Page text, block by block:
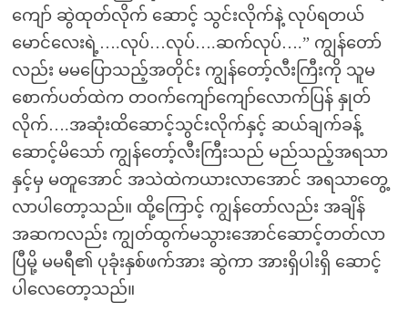
ကျော် ဆွဲထုတ်လိုက် ဆောင့် သွင်းလိုက်နဲ့ လုပ်ရတယ်
မောင်လေးရဲ့….လုပ်…လုပ်….ဆက်လုပ်….” ကျွန်တော်
လည်း မမပြောသည့်အတိုင်း ကျွန်တော့်လီးကြီးကို သူမ
စောက်ပတ်ထဲက တဝက်ကျော်ကျော်လောက်ပြန် နှုတ်
လိုက်….အဆုံးထိဆောင့်သွင်းလိုက်နှင့် ဆယ်ချက်ခန့်
ဆောင့်မိသော် ကျွန်တော့်လီးကြီးသည် မည်သည့်အရသာ
နှင့်မှ မတူအောင် အသဲထဲကယားလာအောင် အရသာတွေ့
လာပါတော့သည်။ ထို့ကြောင့် ကျွန်တော်လည်း အချိန်
အဆကလည်း ကျွတ်ထွက်မသွားအောင်ဆောင့်တတ်လာ
ပြီမို့ မမရီ၏ ပုခုံးနှစ်ဖက်အား ဆွဲကာ အားရှိပါးရှိ ဆောင့်
ပါလေတော့သည်။